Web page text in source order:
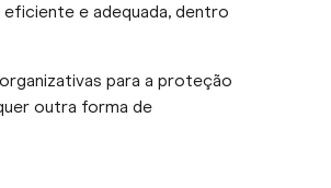
e adequada, dentro
para a proteção
outra forma de